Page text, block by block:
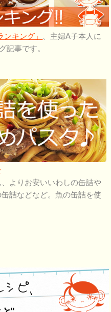
キング」
、主婦A子本人に
記事です。
よりお安いいわしの缶詰や
詰などなど。魚の缶詰を使